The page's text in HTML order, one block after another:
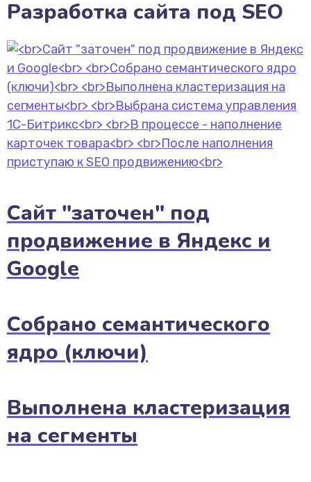
Разработка сайта под SEO
Сайт "заточен" под
продвижение в Яндекс и
Google
Собрано семантического
ядро (ключи)
Выполнена кластеризация
на сегменты